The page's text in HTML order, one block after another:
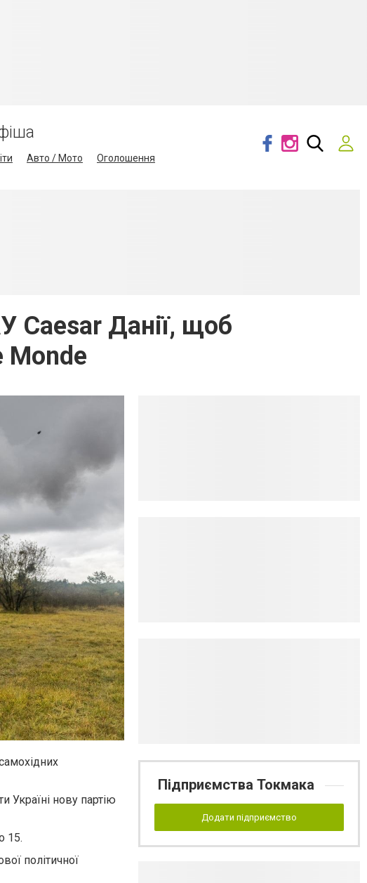
Авто / Мото Оголошення
Caesar Данії, щоб
Monde
Україні нову партію
15.
політичної
Підприємства Токмака
Додати підприємство